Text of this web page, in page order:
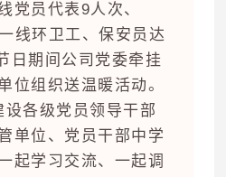
党员代表9人次、
线环卫工、保安员达
日期间公司党委牵挂
位组织送温暖活动。
设各级党员领导干部
单位、党员干部中学
起学习交流、一起调